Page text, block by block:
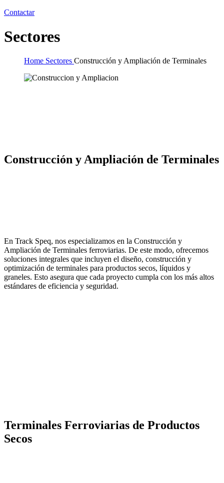
Contactar
Sectores
Home Sectores Construcción y Ampliación de Terminales
Construcción y Ampliación de Terminales
En Track Speq, nos especializamos en la Construcción y
Ampliación de Terminales ferroviarias. De este modo, ofrecemos
soluciones integrales que incluyen el diseño, construcción y
optimización de terminales para productos secos, líquidos y
graneles. Esto asegura que cada proyecto cumpla con los más altos
estándares de eficiencia y seguridad.
Terminales Ferroviarias de Productos
Secos